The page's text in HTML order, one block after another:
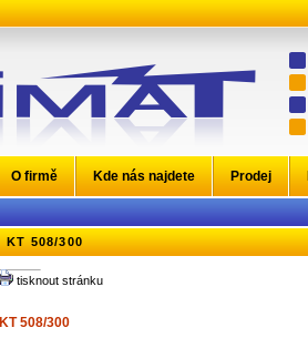
O firmě Kde nás najdete Prodej
KT 508/300
tisknout stránku
KT 508/300